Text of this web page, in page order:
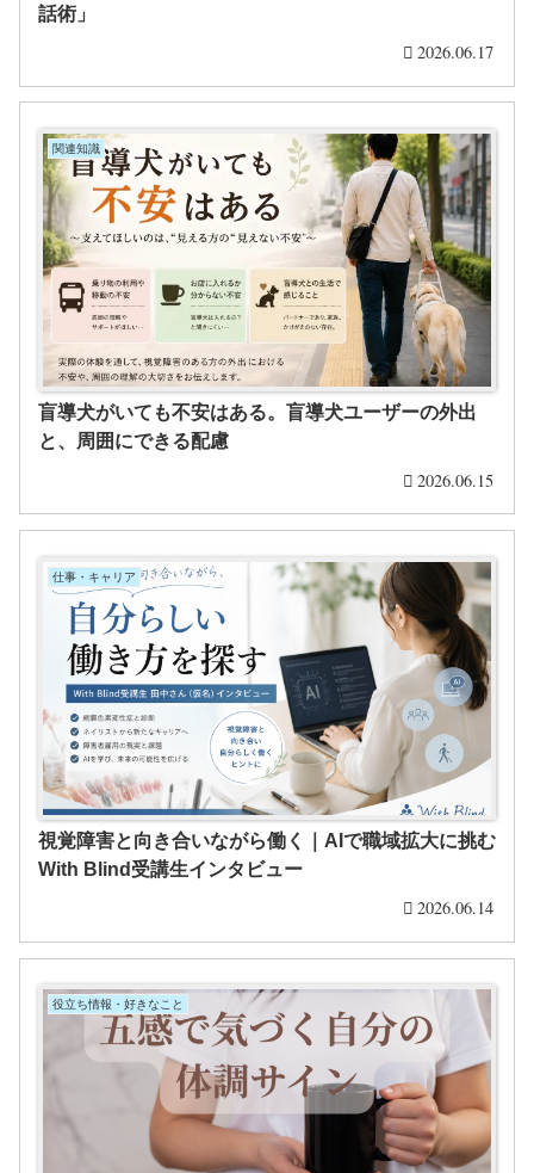
話術」
2026.06.17
関連知識
盲導犬がいても不安はある。盲導犬ユーザーの外出
と、周囲にできる配慮
2026.06.15
仕事・キャリア
視覚障害と向き合いながら働く｜AIで職域拡大に挑む
With Blind受講生インタビュー
2026.06.14
役立ち情報・好きなこと